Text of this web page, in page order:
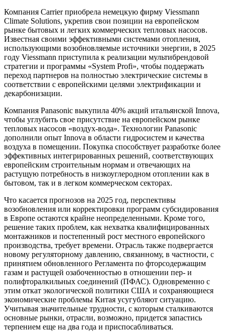
Компания Carrier приобрела немецкую фирму Viessmann
Climate Solutions, укрепив свои позиции на европейском
рынке бытовых и легких коммерческих тепловых насосов.
Известная своими эффективными системами отопления,
использующими возобновляемые источники энергии, в 2025
году Viessmann приступила к реализации мультибрендовой
стратегии и программы «System Profi», чтобы поддержать
переход партнеров на полностью электрические системы в
соответствии с европейскими целями электрификации и
декарбонизации.
Компания Panasonic выкупила 40% акций итальянской Innova,
чтобы углубить свое присутствие на европейском рынке
тепловых насосов «воздух-вода». Технологии Panasonic
дополнили опыт Innova в области гидросистем и качества
воздуха в помещении. Покупка способствует разработке более
эффективных интегрированных решений, соответствующих
европейским строительным нормам и отвечающих на
растущую потребность в низкоуглеродном отоплении как в
бытовом, так и в легком коммерческом секторах.
Что касается прогнозов на 2025 год, перспективы
возобновления или корректировки программ субсидирования
в Европе остаются крайне неопределенными. Кроме того,
решение таких проблем, как нехватка квалифицированных
монтажников и постепенный рост местного европейского
производства, требует времени. Отрасль также подвергается
новому регуляторному давлению, связанному, в частности, с
принятием обновленного Регламента по фторсодержащим
газам и растущей озабоченностью в отношении пер- и
полифторалкильных соединений (ПФАС). Одновременно с
этим откат экологической политики США и сохраняющиеся
экономические проблемы Китая усугубляют ситуацию.
Учитывая значительные трудности, с которым сталкиваются
основные рынки, отрасли, возможно, придется запастись
терпением еще на два года и приспосабливаться.